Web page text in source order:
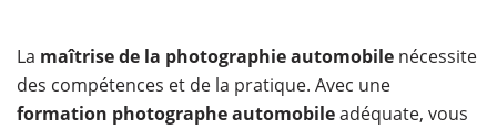
La maîtrise de la photographie automobile nécessite
des compétences et de la pratique. Avec une
formation photographe automobileadéquate, vous